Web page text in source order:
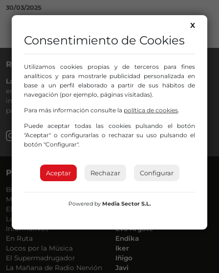
30/03/2025
RADIO NERVIÓN
La Gran Familia desde hace 40 años en la
emisora de Bilbao para todos los públicos, con Más Música,
información a menos cinco, deportes, tráfico y la
participación de los oyentes.
PROGRAMAS
Bilbosport
Más Música
El Madrugador
Lo Más Nuevo
Informativos
En Ruta
Locos por la Música
El Supermadrugador
La Mañana de Radio Nervión
VOCES
Eva Argote
Endika
Iker
Iñigo
Javi
X
Consentimiento de Cookies
Utilizamos cookies propias y de terceros para fines
analíticos y para mostrarle publicidad personalizada en
base a un perfil elaborado a partir de sus hábitos de
navegación (por ejemplo, páginas visitadas).
Para más información consulte la política de cookies.
Puede aceptar todas las cookies pulsando el botón
"Aceptar" o configurarlas o rechazar su uso pulsando el
botón "Configurar".
Aceptar Rechazar Configurar
Powered by Media Sector S.L.